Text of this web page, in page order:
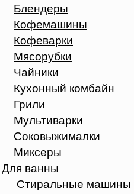
Блендеры
Кофемашины
Кофеварки
Мясорубки
Чайники
Кухонный комбайн
Грили
Мультиварки
Соковыжималки
Миксеры
Для ванны
Стиральные машины